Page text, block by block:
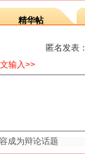
精华帖
匿名发表：
输入>>